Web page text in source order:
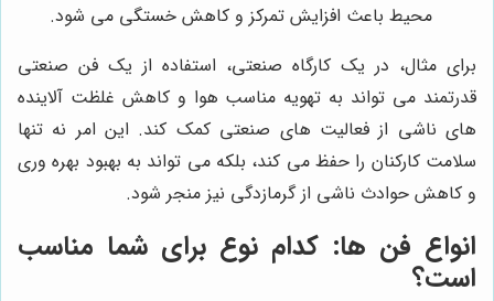
محیط باعث افزایش تمرکز و کاهش خستگی می شود.
برای مثال، در یک کارگاه صنعتی، استفاده از یک فن صنعتی
قدرتمند می تواند به تهویه مناسب هوا و کاهش غلظت آلاینده
های ناشی از فعالیت های صنعتی کمک کند. این امر نه تنها
سلامت کارکنان را حفظ می کند، بلکه می تواند به بهبود بهره وری
و کاهش حوادث ناشی از گرمازدگی نیز منجر شود.
انواع فن ها: کدام نوع برای شما مناسب
است؟